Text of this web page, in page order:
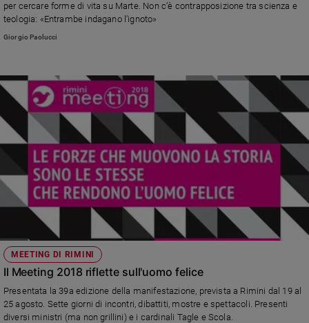
per cercare forme di vita su Marte. Non c’è contrapposizione tra scienza e
teologia: «Entrambe indagano l’ignoto»
Giorgio Paolucci
MEETING DI RIMINI
Il Meeting 2018 riflette sull'uomo felice
Presentata la 39a edizione della manifestazione, prevista a Rimini dal 19 al
25 agosto. Sette giorni di incontri, dibattiti, mostre e spettacoli. Presenti
diversi ministri (ma non grillini) e i cardinali Tagle e Scola.